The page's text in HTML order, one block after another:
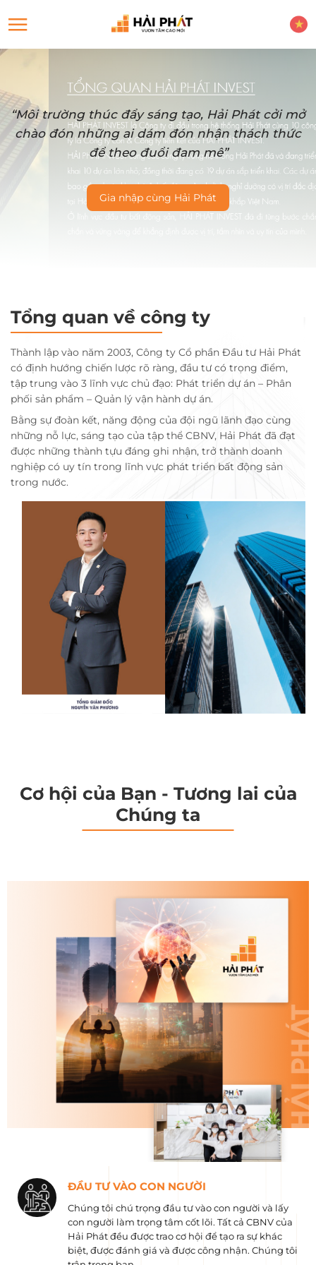
“Môi trường thúc đẩy sáng tạo, Hải Phát cởi mở
chào đón những ai dám đón nhận thách thức
để theo đuổi đam mê”
Gia nhập cùng Hải Phát
Tổng quan về công ty
Thành lập vào năm 2003, Công ty Cổ phần Đầu tư Hải Phát
có định hướng chiến lược rõ ràng, đầu tư có trọng điểm,
tập trung vào 3 lĩnh vực chủ đạo: Phát triển dự án – Phân
phối sản phẩm – Quản lý vận hành dự án.
Bằng sự đoàn kết, năng động của đội ngũ lãnh đạo cùng
những nỗ lực, sáng tạo của tập thể CBNV, Hải Phát đã đạt
được những thành tựu đáng ghi nhận, trở thành doanh
nghiệp có uy tín trong lĩnh vực phát triển bất động sản
trong nước.
Cơ hội của Bạn - Tương lai của
Chúng ta
ĐẦU TƯ VÀO CON NGƯỜI
Chúng tôi chú trọng đầu tư vào con người và lấy
con người làm trọng tâm cốt lõi. Tất cả CBNV của
Hải Phát đều được trao cơ hội để tạo ra sự khác
biệt, được đánh giá và được công nhận. Chúng tôi